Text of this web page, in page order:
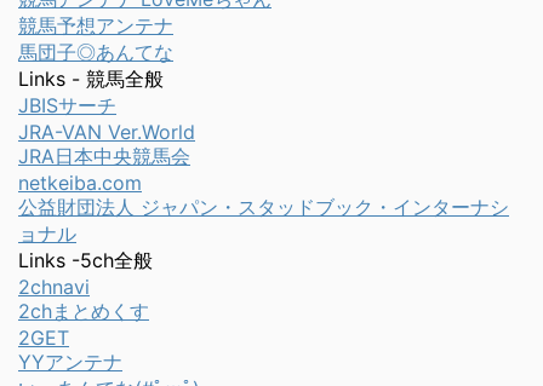
競馬予想アンテナ
馬団子◎あんてな
Links - 競馬全般
JBISサーチ
JRA-VAN Ver.World
JRA日本中央競馬会
netkeiba.com
公益財団法人 ジャパン・スタッドブック・インターナシ
ョナル
Links -5ch全般
2chnavi
2chまとめくす
2GET
YYアンテナ